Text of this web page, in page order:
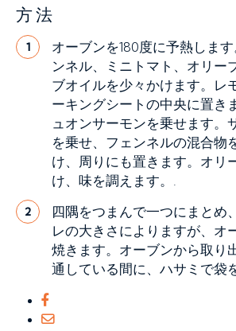
方法
1
オーブンを180度に予熱しま
ンネル、ミニトマト、オリー
ブオイルを少々かけます。レ
ーキングシートの中央に置き
ュオンサーモンを乗せます。
を乗せ、フェンネルの混合物
け、周りにも置きます。オリ
け、味を調えます。.
2
四隅をつまんで一つにまとめ
レの大きさによりますが、オ
焼きます。オーブンから取り
通している間に、ハサミで袋